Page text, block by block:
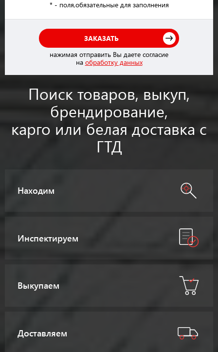
Поиск товаров, выкуп,
брендирование,
карго или белая доставка с
ГТД
Находим
Инспектируем
Выкупаем
Доставляем
* - поля,обязательные для заполнения
ЗАКАЗАТЬ
нажимая отправить Вы даете согласие
на обработку данных